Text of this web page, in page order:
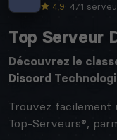
4,9· 471
Top Serveur
Découvrez le
Discord
Trouvez facilement
Top-Serveurs®,